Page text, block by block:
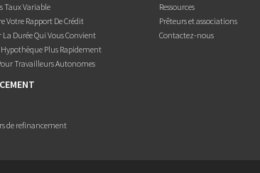
Taux Variable
Votre Rapport De Crédit
Durée Qui Vous Convient
Hypothèque Plus Rapidement
Travailleurs Autonomes
de refinancement
Ressources
Prêteurs et associations
Contactez-nous